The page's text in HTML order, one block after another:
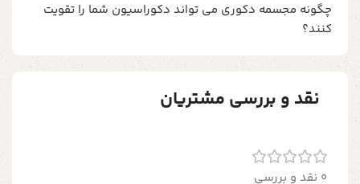
چگونه مجسمه دکوری می تواند دکوراسیون شما را تقویت
کنند؟
نقد و بررسی مشتریان
0 نقد و بررسی